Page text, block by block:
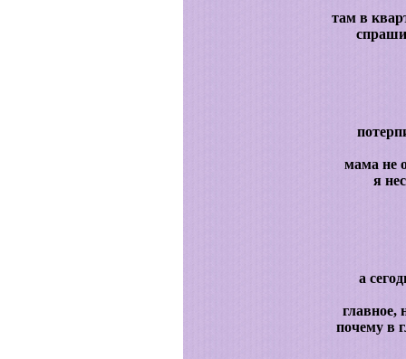
там в
мама не
я
а
главное,
почему в